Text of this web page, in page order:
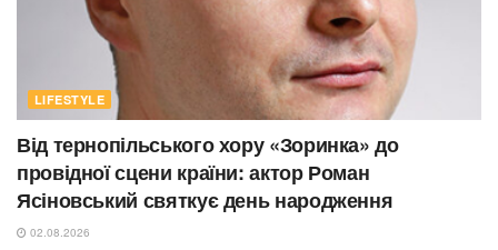
LIFESTYLE
Від тернопільського хору «Зоринка» до
провідної сцени країни: актор Роман
Ясіновський святкує день народження
02.08.2026